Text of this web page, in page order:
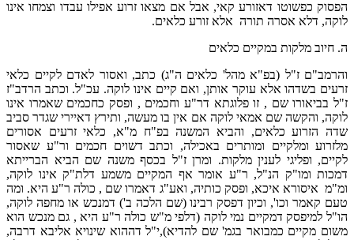
הפסוק כפשוטו דאזורע קאי, אבל אם מצאו זרוע אפילו עבדו וצמחו אינו
לוקה, דלא אסרה תורה אלא זורע כלאים.
ה. חיוב מלקות במקיים כלאים
והרמב"ם ז"ל (בפ"א מהל' כלאים ה"ג) כתב, ואסור לאדם לקיים כלאי
זרעים בשדהו אלא עוקר אותן, ואם קיים אינו לוקה. עכ"ל. וכתב הרדב"ז
ז"ל בביאורו שם , זו פלוגתא דר"ע וחכמים , ופסק כחכמים שאמרו אינו
לוקה, והקשה שם אמאי לוקה אם אין בו מעשה, ותירץ דאיירי שגדר סביב
שדה הזרוע כלאים, והביא המשנה בפ"ח מ"א, כלאי זרעים אסורים
מלזרוע ומלקיים ומותרים באכילה, וכתב דשוים חכמים ור"ע שאסור
לקיים, ופליגי לענין מלקות. ומרן ז"ל בכסף משנה שם הביא הברייתא
דמכות ומו"ק הנ"ל, ר"ע אומר אף המקיים משמע דלת"ק אינו לוקה,
ומ"מ איסורא איכא, ופסק כותיה, ואע"ג דאמרו שם , כולה ר"ע היא. ומה
טעם קאמר וכו', וכיון דפסק רבינו (שם הלכה ב') דמנכש או מחפה לוקה,
הו"ל למיפסק דמקיים נמי לוקה (דלפי מ"ש כולה ר"ע היא , גם מנכש הוא
משום מקיים כמבואר בגמ' שם להדיא),י"ל דההוא שינויא אליבא דרבה,